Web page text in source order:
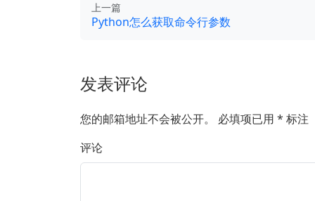
上一篇
Python怎么获取命令行参数
发表评论
您的邮箱地址不会被公开。 必填项已用 * 标注
评论